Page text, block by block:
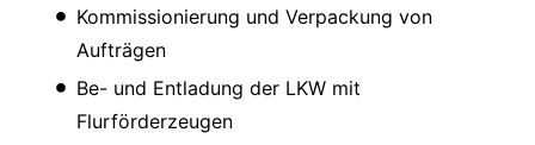
Kommissionierung und Verpackung von
Aufträgen
Be- und Entladung der LKW mit
Flurförderzeugen